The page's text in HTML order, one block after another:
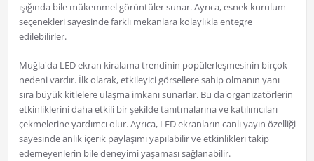
ışığında bile mükemmel görüntüler sunar. Ayrıca, esnek kurulum
seçenekleri sayesinde farklı mekanlara kolaylıkla entegre
edilebilirler.
Muğla'da LED ekran kiralama trendinin popülerleşmesinin birçok
nedeni vardır. İlk olarak, etkileyici görsellere sahip olmanın yanı
sıra büyük kitlelere ulaşma imkanı sunarlar. Bu da organizatörlerin
etkinliklerini daha etkili bir şekilde tanıtmalarına ve katılımcıları
çekmelerine yardımcı olur. Ayrıca, LED ekranların canlı yayın özelliği
sayesinde anlık içerik paylaşımı yapılabilir ve etkinlikleri takip
edemeyenlerin bile deneyimi yaşaması sağlanabilir.